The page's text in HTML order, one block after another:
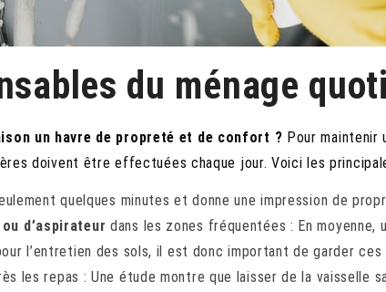
du ménage
un havre de propreté et de confort ? Pour maintenir
doivent être effectuées chaque jour. Voici les
quelques minutes et donne une impression de
d’aspirateur dans les zones fréquentées : En moyenne,
l’entretien des sols, il est donc important de garder ces
les repas : Une étude montre que laisser de la vaisselle